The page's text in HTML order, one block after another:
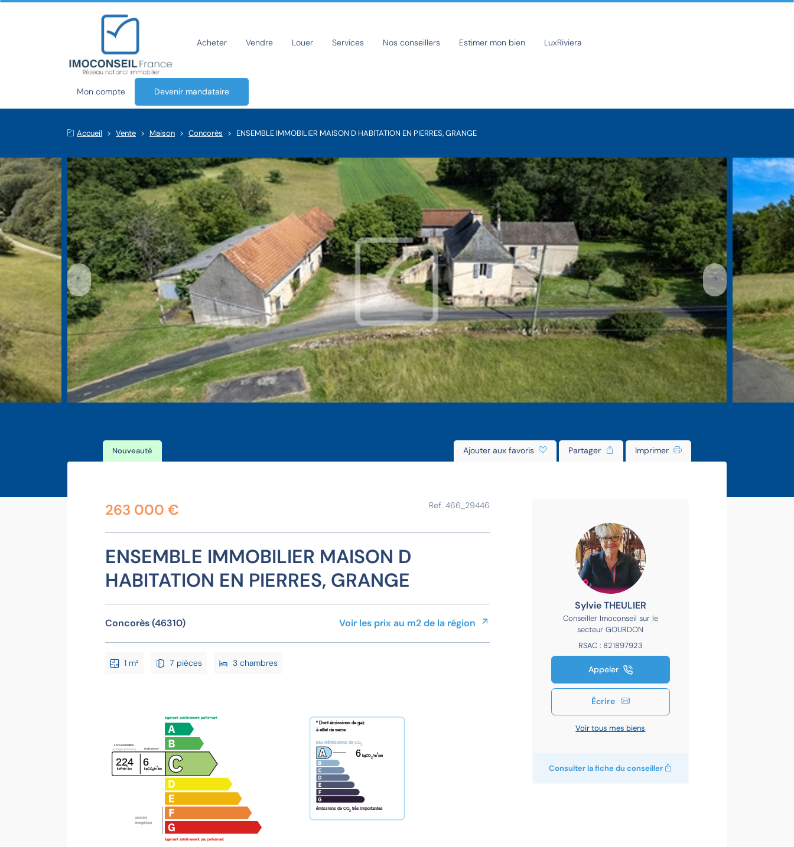
Acheter Vendre Louer Services Nos conseillers Estimer mon bien LuxRiviera
Mon compte Devenir mandataire
Accueil Vente Maison Concorès ENSEMBLE IMMOBILIER MAISON D HABITATION EN PIERRES, GRANGE
Nouveauté Ajouter aux favoris Partager Imprimer
263 000 € Ref. 466_29446
ENSEMBLE IMMOBILIER MAISON D
HABITATION EN PIERRES, GRANGE
Concorès (46310) Voir les prix au m2 de la région
1 m² 7 pièces 3 chambres
passoire
énergétique
logement extrêmement performant
logement extrêmement peu performant
consommation
(énergie primaire)
224
kWh/m²/an
émissions*
6
kgCO2/m
²
/an
* Dont émissions de gaz
à effet de serre
peu d'émissions de CO2
émissions de CO2 très importantes
6kgCO2/m²/an
Sylvie THEULIER
Conseiller Imoconseil sur le
secteur GOURDON
RSAC : 821897923
Appeler
Écrire
Voir tous mes biens
Consulter la fiche du conseiller